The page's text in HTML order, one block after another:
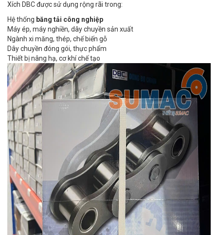
Xích DBC được sử dụng rộng rãi trong:
Hệ thống băng tải công nghiệp
Máy ép, máy nghiền, dây chuyền sản xuất
Ngành xi măng, thép, chế biến gỗ
Dây chuyền đóng gói, thực phẩm
Thiết bị nâng hạ, cơ khí chế tạo